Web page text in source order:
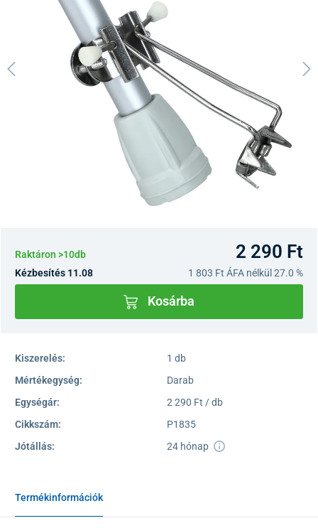
Raktáron >10db 2 290 Ft
Kézbesítés 11.08 1 803 Ft ÁFA nélkül 27.0 %
Kosárba
Kiszerelés:
1 db
Mértékegység:
Darab
Egységár:
2 290 Ft / db
Cikkszám:
P1835
Jótállás:
24 hónap
Termékinformációk